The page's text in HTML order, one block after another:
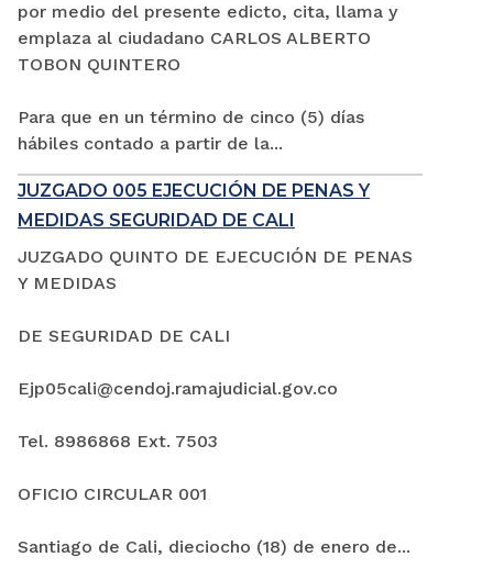
por medio del presente edicto, cita, llama y
emplaza al ciudadano CARLOS ALBERTO
TOBON QUINTERO
Para que en un término de cinco (5) días
hábiles contado a partir de la...
JUZGADO 005 EJECUCIÓN DE PENAS Y
MEDIDAS SEGURIDAD DE CALI
JUZGADO QUINTO DE EJECUCIÓN DE PENAS
Y MEDIDAS
DE SEGURIDAD DE CALI
Ejp05cali@cendoj.ramajudicial.gov.co
Tel. 8986868 Ext. 7503
OFICIO CIRCULAR 001
Santiago de Cali, dieciocho (18) de enero de...